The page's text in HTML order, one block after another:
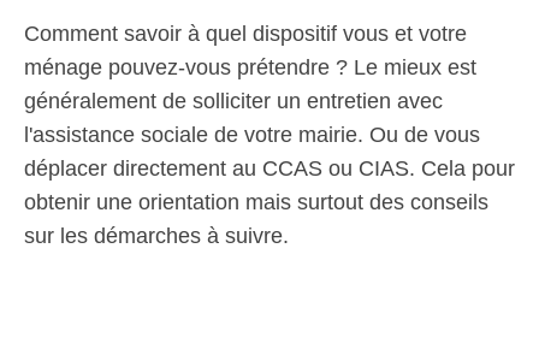
Comment savoir à quel dispositif vous et votre
ménage pouvez-vous prétendre ? Le mieux est
généralement de solliciter un entretien avec
l'assistance sociale de votre mairie. Ou de vous
déplacer directement au CCAS ou CIAS. Cela pour
obtenir une orientation mais surtout des conseils
sur les démarches à suivre.